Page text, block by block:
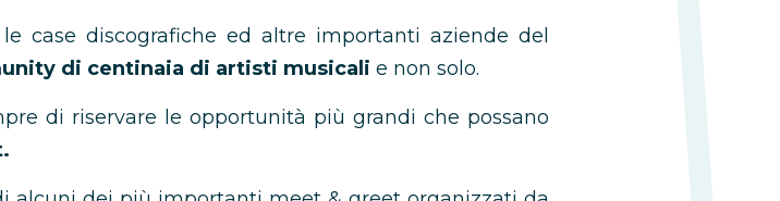
case discografiche ed altre importanti aziende del
di centinaia di artisti musicali e non solo.
di riservare le opportunità più grandi che possano